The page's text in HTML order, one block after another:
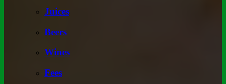
Juices
Beers
Wines
Fees